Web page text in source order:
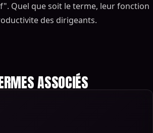
Quel que soit le terme, leur fonction
des dirigeants.
ASSOCIÉS